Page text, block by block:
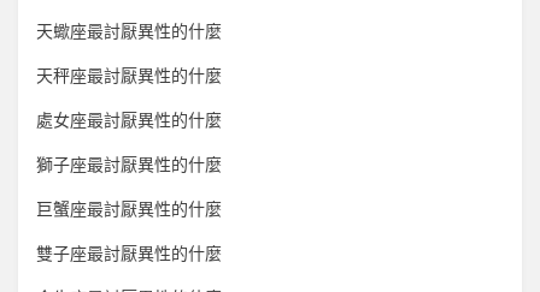
天蠍座最討厭異性的什麼
天秤座最討厭異性的什麼
處女座最討厭異性的什麼
獅子座最討厭異性的什麼
巨蟹座最討厭異性的什麼
雙子座最討厭異性的什麼